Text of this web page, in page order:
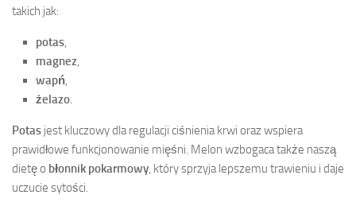
takich jak:
potas,
magnez,
wapń,
żelazo.
Potas jest kluczowy dla regulacji ciśnienia krwi oraz wspiera
prawidłowe funkcjonowanie mięśni. Melon wzbogaca także naszą
dietę o błonnik pokarmowy, który sprzyja lepszemu trawieniu i daje
uczucie sytości.